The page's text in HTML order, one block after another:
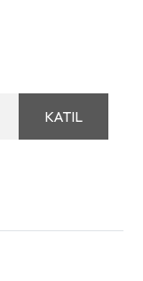
KATIL